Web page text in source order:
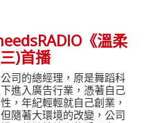
《溫柔
)首播
司的總經理，原是舞蹈科
進入廣告行業，憑著自己
，年紀輕輕就自己創業，
隨著大環境的改變，公司